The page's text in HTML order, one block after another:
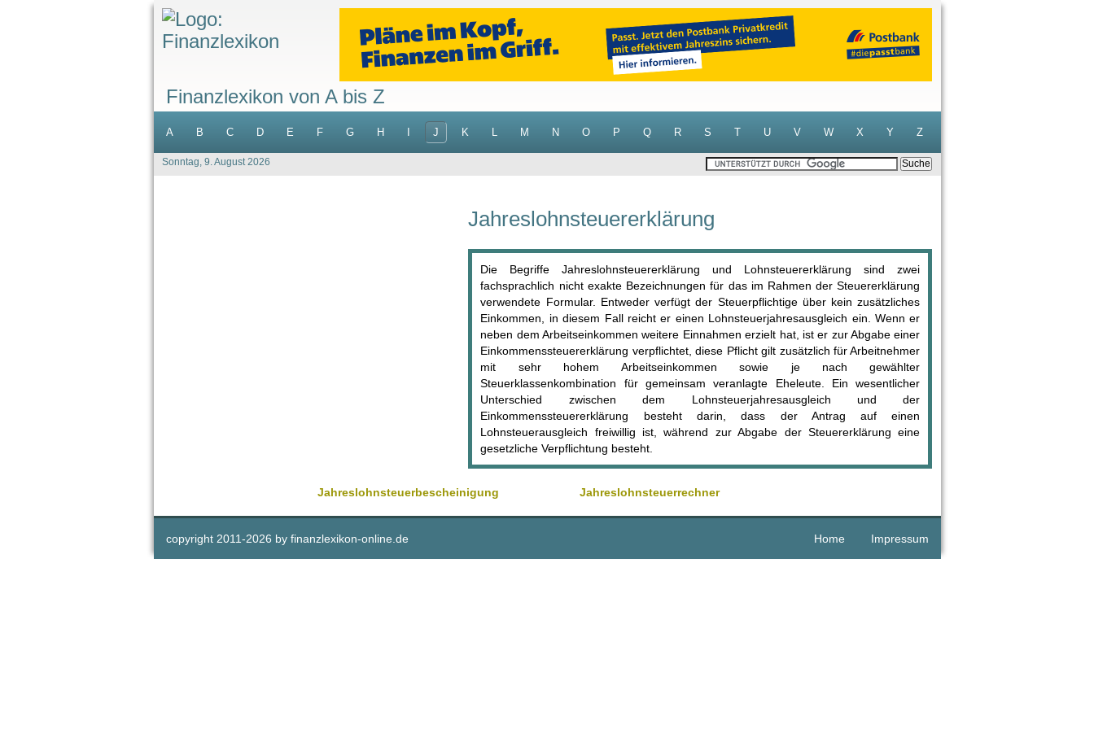
Finanzlexikon von A bis Z
A B C D E F G H J K L M N O P Q R S T U V W X Y Z
Sonntag, 9. August 2026
Jahreslohnsteuererklärung
Die Begriffe Jahreslohnsteuererklärung und Lohnsteuererklärung sind zwei
fachsprachlich nicht exakte Bezeichnungen für das im Rahmen der Steuererklärung
verwendete Formular. Entweder verfügt der Steuerpflichtige über kein zusätzliches
Einkommen, in diesem Fall reicht er einen Lohnsteuerjahresausgleich ein. Wenn er
neben dem Arbeitseinkommen weitere Einnahmen erzielt hat, ist er zur Abgabe einer
Einkommenssteuererklärung verpflichtet, diese Pflicht gilt zusätzlich für Arbeitnehmer
mit sehr hohem Arbeitseinkommen sowie je nach gewählter
Steuerklassenkombination für gemeinsam veranlagte Eheleute. Ein wesentlicher
Unterschied zwischen dem Lohnsteuerjahresausgleich und der
Einkommenssteuererklärung besteht darin, dass der Antrag auf einen
Lohnsteuerausgleich freiwillig ist, während zur Abgabe der Steuererklärung eine
gesetzliche Verpflichtung besteht.
Jahreslohnsteuerbescheinigung Jahreslohnsteuerrechner
copyright 2011-2026 by finanzlexikon-online.de Home Impressum